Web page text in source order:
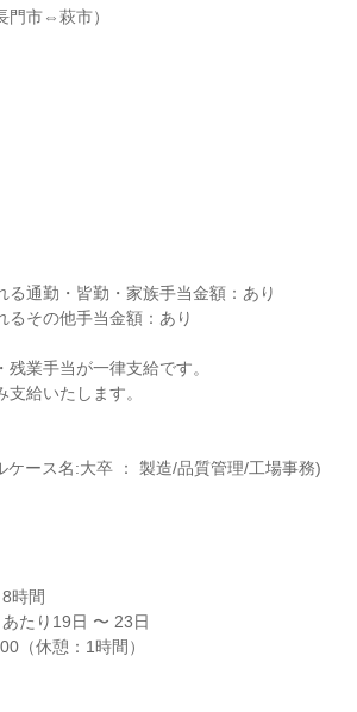
門市⇔萩市）
る通勤・皆勤・家族手当金額：あり
るその他手当金額：あり
業手当が一律支給です。
給いたします。
ケース名:大卒 ： 製造/品質管理/工場事務)
時間
たり19日 〜 23日
（休憩：1時間）